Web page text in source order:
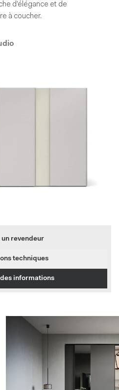
d’élégance et de
à coucher.
un revendeur
techniques
informations